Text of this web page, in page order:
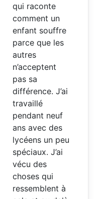
qui raconte
comment un
enfant souffre
parce que les
autres
n’acceptent
pas sa
différence. J’ai
travaillé
pendant neuf
ans avec des
lycéens un peu
spéciaux. J’ai
vécu des
choses qui
ressemblent à